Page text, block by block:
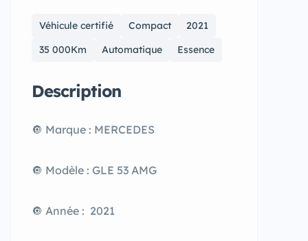
Véhicule certifié Compact
2021
35 000Km
Automatique Essence
Description
🔘 Marque : MERCEDES
🔘 Modèle : GLE 53 AMG
🔘 Année : 2021